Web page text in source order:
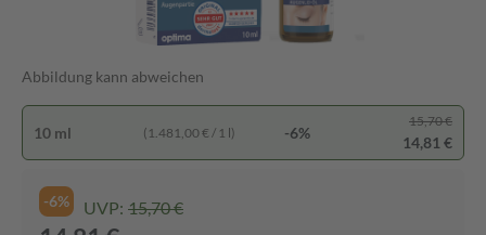
Abbildung kann abweichen
10 ml (1.481,00 € / 1 l) -6%
15,70 €
14,81 €
-6% UVP: 15,70 €